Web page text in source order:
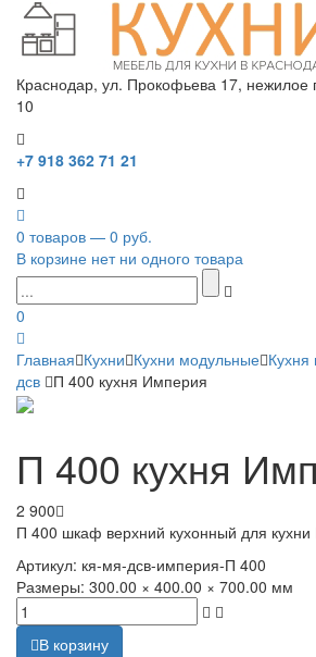
Краснодар, ул. Прокофьева 17,
10
+7 918 362 71 21
0 товаров — 0 руб.
В корзине нет ни одного товара
0
Главная Кухни Кухни модульные
дсв
П 400 кухня Империя
П 400 кухня
2 900
П 400 шкаф верхний кухонный для
Артикул: кя-мя-дсв-империя-П 400
Размеры: 300.00 × 400.00 × 700.00 мм
В корзину